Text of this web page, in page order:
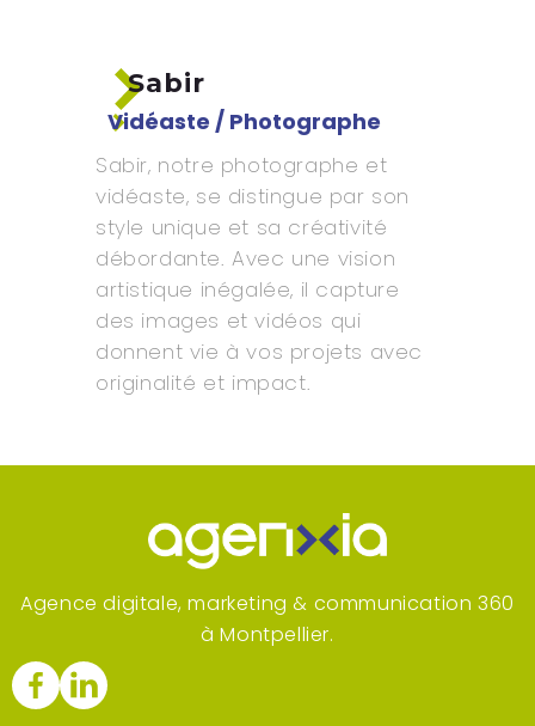
Sabir
Vidéaste / Photographe
Sabir, notre photographe et
vidéaste, se distingue par son
style unique et sa créativité
débordante. Avec une vision
artistique inégalée, il capture
des images et vidéos qui
donnent vie à vos projets avec
originalité et impact.
Agence digitale, marketing & communication 360
à Montpellier.